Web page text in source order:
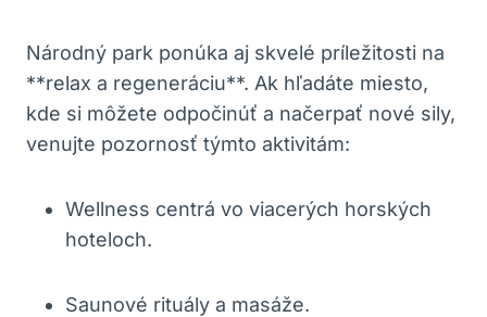
Národný park ponúka aj skvelé príležitosti na
**relax ⁣a regeneráciu**. Ak ‍hľadáte miesto,
kde⁢ si môžete odpočinúť a načerpať nové sily,
‌venujte ⁣pozornosť týmto aktivitám:
Wellness centrá ⁤vo ⁤viacerých⁤ horských
hoteloch.
Saunové rituály‌ a masáže.